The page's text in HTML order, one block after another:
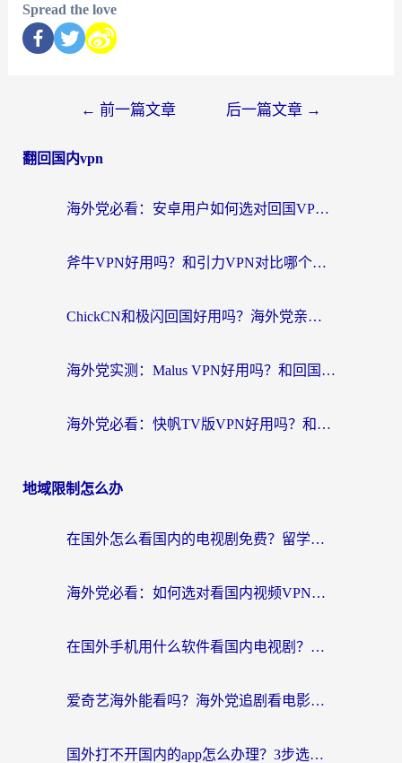
Spread the love
← 前一篇文章 后一篇文章 →
翻回国内vpn
海外党必看：安卓用户如何选对回国VPN？从踩坑到无缝访问的全攻略
斧牛VPN好用吗？和引力VPN对比哪个回国效果更好？海外党亲测3款加速器+避坑指南
ChickCN和极闪回国好用吗？海外党亲测3款加速器，教你选对不踩坑
海外党实测：Malus VPN好用吗？和回国VPN对比哪个回国效果更好？附真实体验与加速器推荐
海外党必看：快帆TV版VPN好用吗？和豌豆IP VPN对比哪个回国效果更好？附真实体验与选择指南
地域限制怎么办
在国外怎么看国内的电视剧免费？留学生亲测有效的回国加速器选择指南
海外党必看：如何选对看国内视频VPN，轻松解决12123登录难题？
在国外手机用什么软件看国内电视剧？海外党亲测的实用指南
爱奇艺海外能看吗？海外党追剧看电影的终极回国加速器指南
国外打不开国内的app怎么办理？3步选对加速器，刷剧办业务都不愁